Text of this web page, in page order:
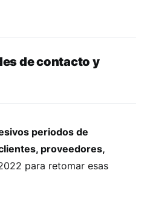
de contacto y
periodos de
proveedores,
para retomar esas